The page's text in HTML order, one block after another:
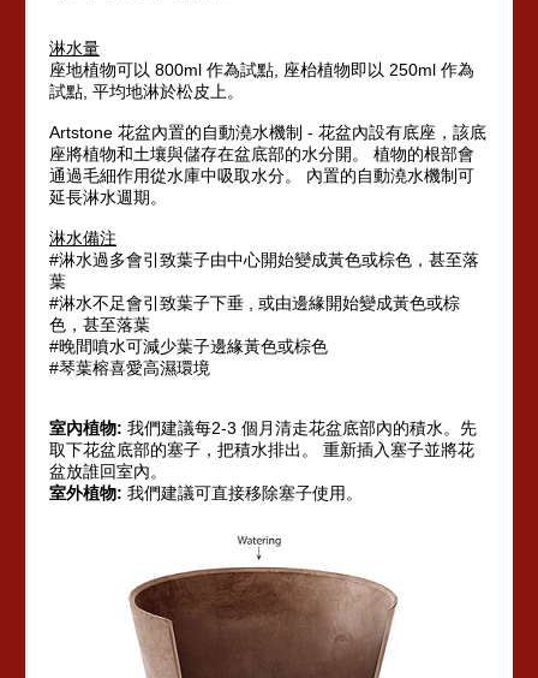
淋水量
座地植物可以 800ml 作為試點, 座枱植物即以 250ml 作為
試點, 平均地淋於松皮上。
Artstone 花盆內置的自動澆水機制 - 花盆內設有底座，該底
座將植物和土壤與儲存在盆底部的水分開。
植物的根部會
通過毛細作用從水庫中吸取水分。 內置的自動澆水機制可
延長淋水週期。
淋水備注
#淋水過多會引致葉子由中心開始變成黃色或棕色，甚至落
葉
#淋水不足會引致葉子下垂 , 或由邊緣開始變成黃色或棕
色，甚至落葉
#晚間噴水可減少葉子邊緣黃色或棕色
#琴葉榕喜愛高濕環境
室內植物: 我們建議每2-3 個月清走花盆底部內的積水。 先
取下花盆底部的塞子，把積水排出。 重新插入塞子並將花
盆放誰回室內。
室外植物: 我們建議可直接移除塞子使用。